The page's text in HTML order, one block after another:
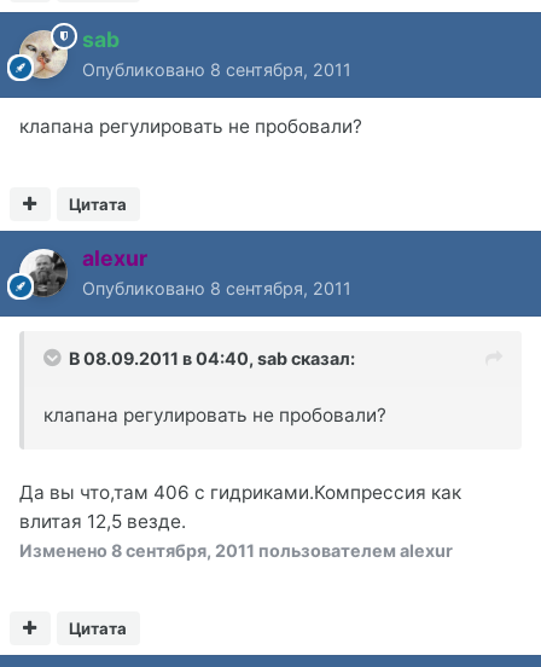
sab
Опубликовано 8 сентября, 2011
клапана регулировать не пробовали?
Цитата
alexur
Опубликовано 8 сентября, 2011
В 08.09.2011 в 04:40, sab сказал:
клапана регулировать не пробовали?
Да вы что,там 406 с гидриками.Компрессия как
влитая 12,5 везде.
Изменено 8 сентября, 2011 пользователем alexur
Цитата